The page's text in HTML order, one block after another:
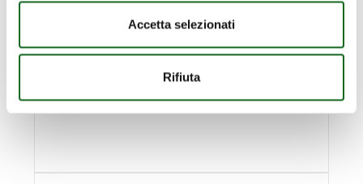
Accetta selezionati
Rifiuta
Pompes monobloc filetées